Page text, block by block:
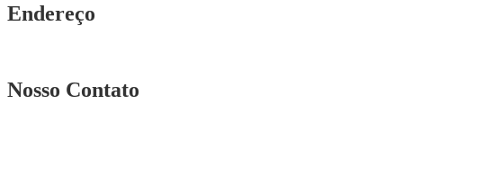
Endereço
Nosso Contato